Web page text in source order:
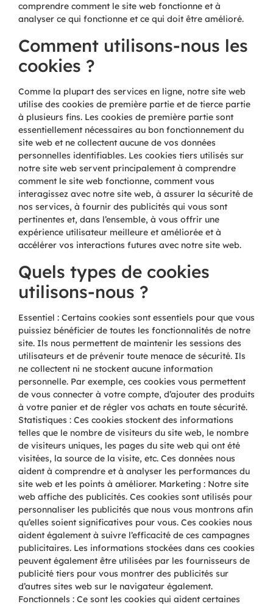
comprendre comment le site web fonctionne et à
analyser ce qui fonctionne et ce qui doit être amélioré.
Comment utilisons-nous les
cookies ?
Comme la plupart des services en ligne, notre site web
utilise des cookies de première partie et de tierce partie
à plusieurs fins. Les cookies de première partie sont
essentiellement nécessaires au bon fonctionnement du
site web et ne collectent aucune de vos données
personnelles identifiables. Les cookies tiers utilisés sur
notre site web servent principalement à comprendre
comment le site web fonctionne, comment vous
interagissez avec notre site web, à assurer la sécurité de
nos services, à fournir des publicités qui vous sont
pertinentes et, dans l’ensemble, à vous offrir une
expérience utilisateur meilleure et améliorée et à
accélérer vos interactions futures avec notre site web.
Quels types de cookies
utilisons-nous ?
Essentiel : Certains cookies sont essentiels pour que vous
puissiez bénéficier de toutes les fonctionnalités de notre
site. Ils nous permettent de maintenir les sessions des
utilisateurs et de prévenir toute menace de sécurité. Ils
ne collectent ni ne stockent aucune information
personnelle. Par exemple, ces cookies vous permettent
de vous connecter à votre compte, d’ajouter des produits
à votre panier et de régler vos achats en toute sécurité.
Statistiques : Ces cookies stockent des informations
telles que le nombre de visiteurs du site web, le nombre
de visiteurs uniques, les pages du site web qui ont été
visitées, la source de la visite, etc. Ces données nous
aident à comprendre et à analyser les performances du
site web et les points à améliorer. Marketing : Notre site
web affiche des publicités. Ces cookies sont utilisés pour
personnaliser les publicités que nous vous montrons afin
qu’elles soient significatives pour vous. Ces cookies nous
aident également à suivre l’efficacité de ces campagnes
publicitaires. Les informations stockées dans ces cookies
peuvent également être utilisées par les fournisseurs de
publicité tiers pour vous montrer des publicités sur
d’autres sites web sur le navigateur également.
Fonctionnels : Ce sont les cookies qui aident certaines